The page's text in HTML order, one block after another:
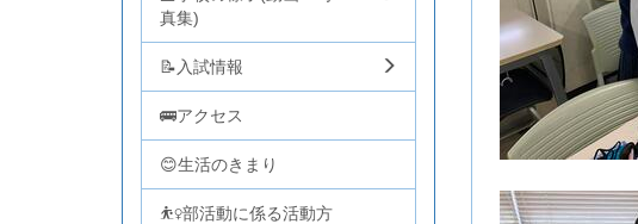
真集)
📝入試情報
🚌アクセス
😊生活のきまり
⛹️‍♀️部活動に係る活動方